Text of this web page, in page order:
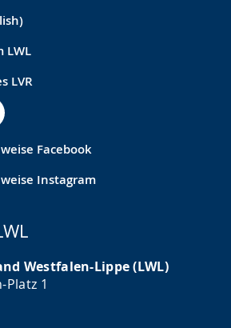
LWL
LVR
Facebook
Instagram
Westfalen-Lippe (LWL)
Platz 1